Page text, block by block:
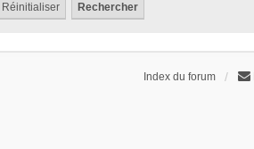
Index du forum